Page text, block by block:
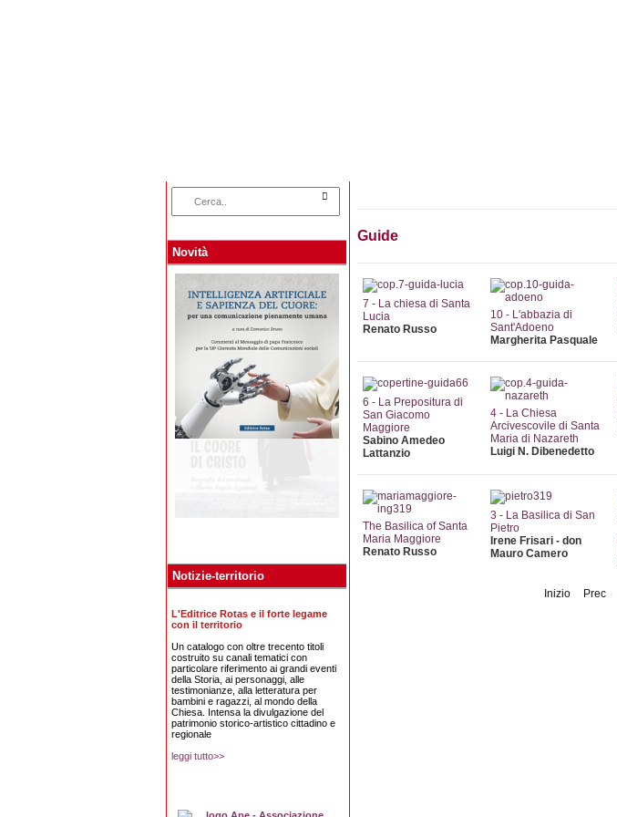
Novità
Notizie-territorio
L'Editrice Rotas e il forte legame
con il territorio
Un catalogo con oltre trecento titoli
costruito su canali tematici con
particolare riferimento ai grandi eventi
della Storia, ai personaggi, alle
testimonianze, alla letteratura per
bambini e ragazzi, al mondo della
Chiesa. Intensa la divulgazione del
patrimonio storico-artistico cittadino e
regionale
leggi tutto>>
Guide
7 - La chiesa di Santa
Lucia
Renato Russo
10 - L'abbazia di
Sant'Adoeno
Margherita Pasquale
6 - La Prepositura di
San Giacomo
Maggiore
Sabino Amedeo
Lattanzio
4 - La Chiesa
Arcivescovile di Santa
Maria di Nazareth
Luigi N. Dibenedetto
The Basilica of Santa
Maria Maggiore
Renato Russo
3 - La Basilica di San
Pietro
Irene Frisari - don
Mauro Camero
Inizio Prec